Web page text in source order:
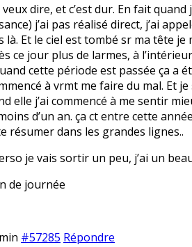
dire, et c’est dur. En fait
j’ai pas réalisé direct, j’ai
là. Et le ciel est tombé sr ma tête
ce jour plus de larmes, à
cette période est passée ça a
à vrmt me faire du mal. Et
elle j’ai commencé à me sentir
d’un an. ça ct entre cette
résumer dans les grandes lignes..
je vais sortir un peu, j’ai un
de journée
#57285 Répondre